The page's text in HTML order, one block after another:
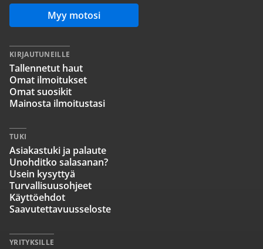
Myy motosi
KIRJAUTUNEILLE
Tallennetut haut
Omat ilmoitukset
Omat suosikit
Mainosta ilmoitustasi
TUKI
Asiakastuki ja palaute
Unohditko salasanan?
Usein kysyttyä
Turvallisuusohjeet
Käyttöehdot
Saavutettavuusseloste
YRITYKSILLE